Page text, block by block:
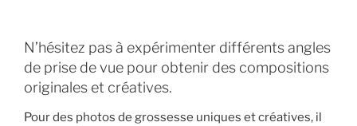
N’hésitez pas à expérimenter différents angles
de prise de vue pour obtenir des compositions
originales et créatives.
Pour des photos de grossesse uniques et créatives, il